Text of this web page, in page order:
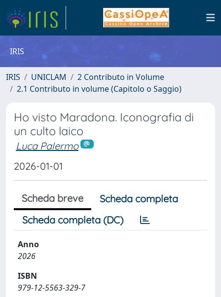
IRIS
IRIS UNICLAM
2 Contributo in Volume
2.1 Contributo in volume (Capitolo o Saggio)
Ho visto Maradona. Iconografia di
un culto laico
Luca Palermo
2026-01-01
Scheda breve
Scheda completa
Scheda completa (DC)
Anno
2026
ISBN
979-12-5563-329-7